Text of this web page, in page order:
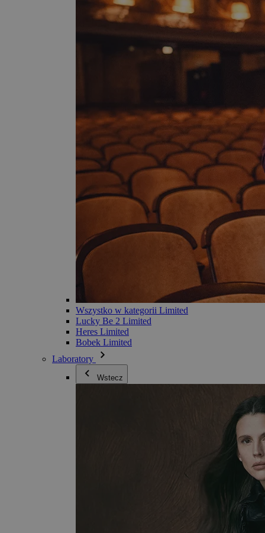
Wszystko w kategorii Limited
Lucky Be 2 Limited
Heres Limited
Bobek Limited
Laboratory
Wstecz